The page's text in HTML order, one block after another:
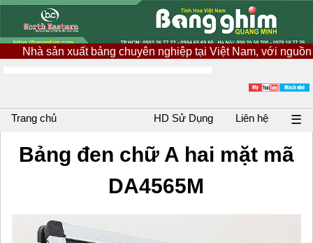
bảng chuyên nghiệp tại Việt Nam, với nguồn nguyên
☰
Liên hệ
HD Sử Dụng
Trang chủ
Bảng đen chữ A hai mặt mã
DA4565M